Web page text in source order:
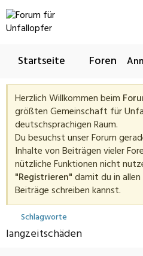
Startseite Foren
Herzlich Willkommen beim
größten Gemeinschaft für
deutschsprachigen Raum.
Du besuchst unser Forum
Inhalte von Beiträgen vieler
nützliche Funktionen nicht
"Registrieren"damit du in allen
Beiträge schreiben kannst.
Schlagworte
langzeitschäden